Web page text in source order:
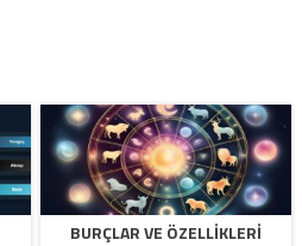
BURÇLAR VE ÖZELLIKLERI